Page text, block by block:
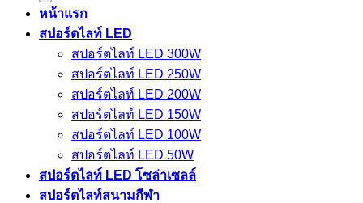
หน้าแรก
สปอร์ตไลท์ LED
สปอร์ตไลท์ LED 300W
สปอร์ตไลท์ LED 250W
สปอร์ตไลท์ LED 200W
สปอร์ตไลท์ LED 150W
สปอร์ตไลท์ LED 100W
สปอร์ตไลท์ LED 50W
สปอร์ตไลท์ LED โซล่าเซลล์
สปอร์ตไลท์สนามกีฬา